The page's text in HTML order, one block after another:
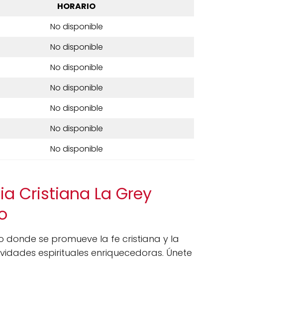
HORARIO
No disponible
No disponible
No disponible
No disponible
No disponible
No disponible
No disponible
Cristiana La Grey
donde se promueve la fe cristiana y la
espirituales enriquecedoras. Únete